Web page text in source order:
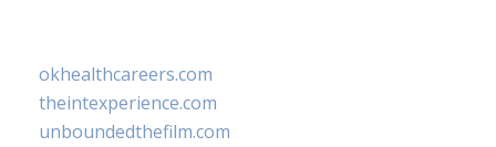
okhealthcareers.com
theintexperience.com
unboundedthefilm.com